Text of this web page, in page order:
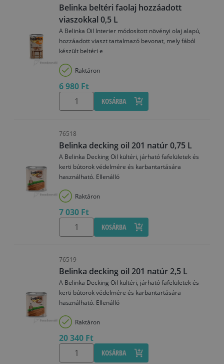
Belinka beltéri faolaj hozzáadott
viaszokkal 0,5 L
A Belinka Oil Interier módosított növényi olaj alapú,
hozzáadott viaszt tartalmazó bevonat, mely fából
készült beltéri e
Raktáron
6 980 Ft
KOSÁRBA
76518
Belinka decking oil 201 natúr 0,75 L
A Belinka Decking Oil kültéri, járható fafelületek és
kerti bútorok védelmére és karbantartására
használható. Ellenálló
Raktáron
7 030 Ft
KOSÁRBA
76519
Belinka decking oil 201 natúr 2,5 L
A Belinka Decking Oil kültéri, járható fafelületek és
kerti bútorok védelmére és karbantartására
használható. Ellenálló
Raktáron
20 340 Ft
KOSÁRBA